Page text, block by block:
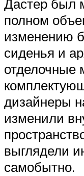
Дастер был
полном
изменению
сиденья и
отделочные
дизайнеры
изменили
выглядели
самобытно.